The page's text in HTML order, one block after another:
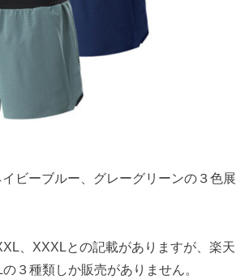
ビーブルー、グレーグリーンの３色展
、XXXLとの記載がありますが、楽天
３種類しか販売がありません。